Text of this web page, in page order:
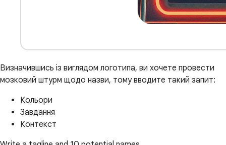
Визначившись із виглядом логотипа, ви хочете провести
мозковий штурм щодо назви, тому вводите такий запит:
Кольори
Завдання
Контекст